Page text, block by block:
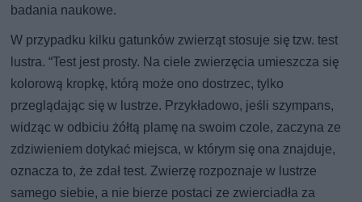
badania naukowe.
W przypadku kilku gatunków zwierząt stosuje się tzw. test
lustra. “Test jest prosty. Na ciele zwierzęcia umieszcza się
kolorową kropkę, którą może ono dostrzec, tylko
przeglądając się w lustrze. Przykładowo, jeśli szympans,
widząc w odbiciu żółtą plamę na swoim czole, zaczyna ze
zdziwieniem dotykać miejsca, w którym się ona znajduje,
oznacza to, że zdał test. Zwierzę rozpoznaje w lustrze
samego siebie, a nie bierze postaci ze zwierciadła za